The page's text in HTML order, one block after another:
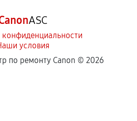
ASC
условия
по ремонту Canon © 2026